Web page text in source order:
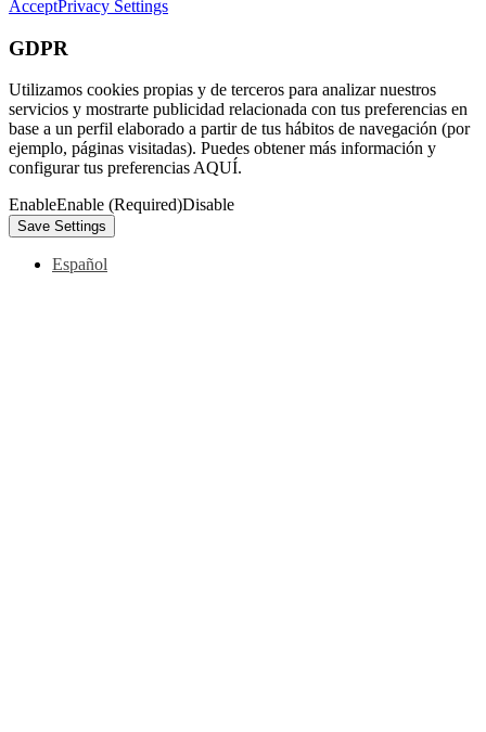
AcceptPrivacy Settings
GDPR
Utilizamos cookies propias y de terceros para analizar nuestros
servicios y mostrarte publicidad relacionada con tus preferencias en
base a un perfil elaborado a partir de tus hábitos de navegación (por
ejemplo, páginas visitadas). Puedes obtener más información y
configurar tus preferencias AQUÍ.
EnableEnable (Required)Disable
Español